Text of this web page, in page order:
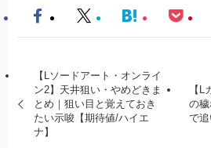
【Lソードアート・オンライ
ン2】天井狙い・やめどきま
とめ｜狙い目と覚えておき
たい示唆【期待値/ハイエ
ナ】
【
の
で